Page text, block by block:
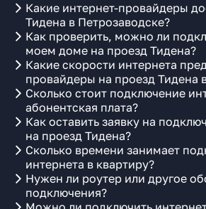
Какие интернет-провайдеры
Тидена в Петрозаводске?
Как проверить, можно ли
моем доме на проезд Тидена?
Какие скорости интернета
провайдеры на проезд Тидена
Сколько стоит подключение
абонентская плата?
Как оставить заявку на
на проезд Тидена?
Сколько времени занимает
интернета в квартиру?
Нужен ли роутер или другое
подключения?